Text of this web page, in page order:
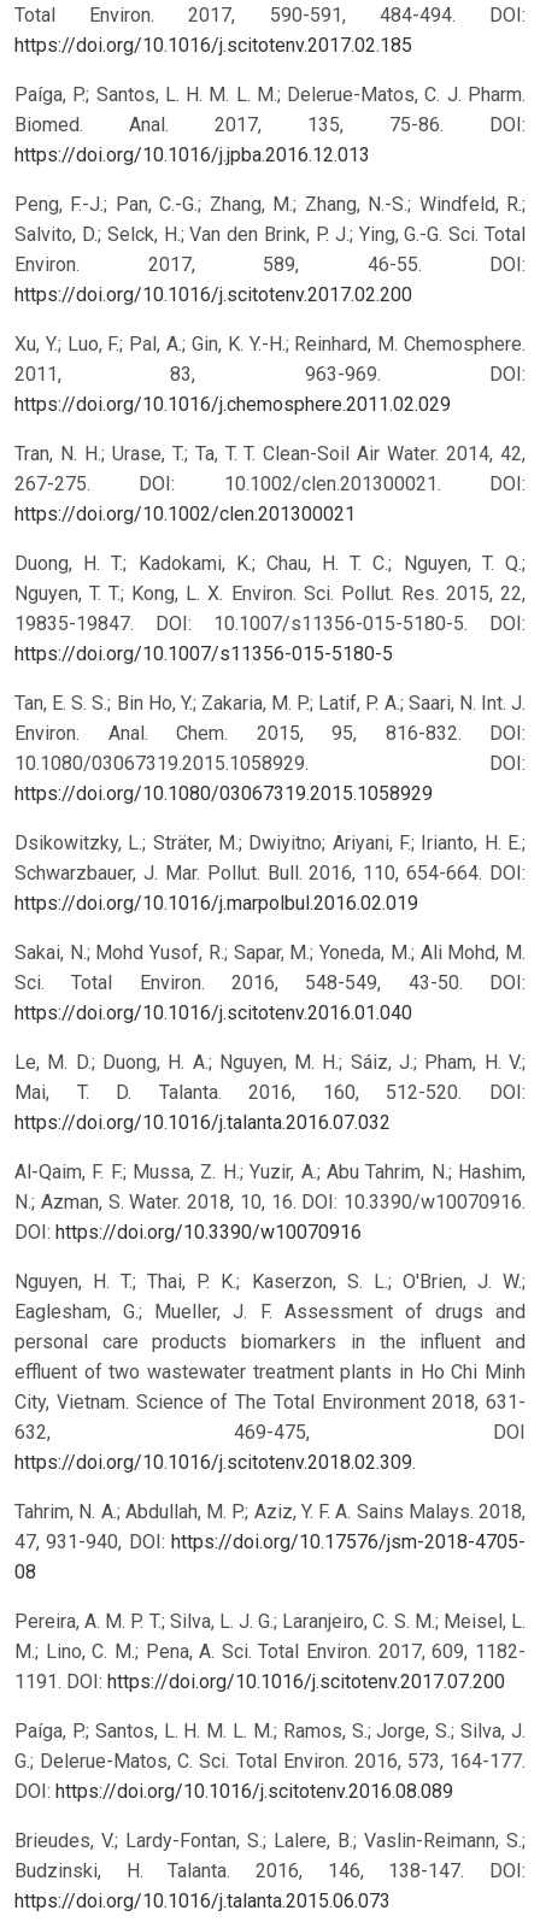
Total Environ. 2017, 590-591, 484-494. DOI:
https://doi.org/10.1016/j.scitotenv.2017.02.185
Paíga, P.; Santos, L. H. M. L. M.; Delerue-Matos, C. J. Pharm.
Biomed. Anal. 2017, 135, 75-86. DOI:
https://doi.org/10.1016/j.jpba.2016.12.013
Peng, F.-J.; Pan, C.-G.; Zhang, M.; Zhang, N.-S.; Windfeld, R.;
Salvito, D.; Selck, H.; Van den Brink, P. J.; Ying, G.-G. Sci. Total
Environ. 2017, 589, 46-55. DOI:
https://doi.org/10.1016/j.scitotenv.2017.02.200
Xu, Y.; Luo, F.; Pal, A.; Gin, K. Y.-H.; Reinhard, M. Chemosphere.
2011, 83, 963-969. DOI:
https://doi.org/10.1016/j.chemosphere.2011.02.029
Tran, N. H.; Urase, T.; Ta, T. T. Clean-Soil Air Water. 2014, 42,
267-275. DOI: 10.1002/clen.201300021.
DOI:
https://doi.org/10.1002/clen.201300021
Duong, H. T.; Kadokami, K.; Chau, H. T. C.; Nguyen, T. Q.;
Nguyen, T. T.; Kong, L. X. Environ. Sci. Pollut. Res. 2015, 22,
19835-19847. DOI: 10.1007/s11356-015-5180-5.
DOI:
https://doi.org/10.1007/s11356-015-5180-5
Tan, E. S. S.; Bin Ho, Y.; Zakaria, M. P.; Latif, P. A.; Saari, N. Int. J.
Environ. Anal. Chem. 2015, 95, 816-832. DOI:
10.1080/03067319.2015.1058929.
DOI:
https://doi.org/10.1080/03067319.2015.1058929
Dsikowitzky, L.; Sträter, M.; Dwiyitno; Ariyani, F.; Irianto, H. E.;
Schwarzbauer, J. Mar. Pollut. Bull. 2016, 110, 654-664. DOI:
https://doi.org/10.1016/j.marpolbul.2016.02.019
Sakai, N.; Mohd Yusof, R.; Sapar, M.; Yoneda, M.; Ali Mohd, M.
Sci. Total Environ. 2016, 548-549, 43-50. DOI:
https://doi.org/10.1016/j.scitotenv.2016.01.040
Le, M. D.; Duong, H. A.; Nguyen, M. H.; Sáiz, J.; Pham, H. V.;
Mai, T. D. Talanta. 2016, 160, 512-520. DOI:
https://doi.org/10.1016/j.talanta.2016.07.032
Al-Qaim, F. F.; Mussa, Z. H.; Yuzir, A.; Abu Tahrim, N.; Hashim,
N.; Azman, S. Water. 2018, 10, 16. DOI: 10.3390/w10070916.
DOI: https://doi.org/10.3390/w10070916
Nguyen, H. T.; Thai, P. K.; Kaserzon, S. L.; O'Brien, J. W.;
Eaglesham, G.; Mueller, J. F. Assessment of drugs and
personal care products biomarkers in the influent and
effluent of two wastewater treatment plants in Ho Chi Minh
City, Vietnam. Science of The Total Environment 2018, 631-
632, 469-475, DOI
https://doi.org/10.1016/j.scitotenv.2018.02.309.
Tahrim, N. A.; Abdullah, M. P.; Aziz, Y. F. A. Sains Malays. 2018,
47, 931-940, DOI: https://doi.org/10.17576/jsm-2018-4705-
08
Pereira, A. M. P. T.; Silva, L. J. G.; Laranjeiro, C. S. M.; Meisel, L.
M.; Lino, C. M.; Pena, A. Sci. Total Environ. 2017, 609, 1182-
1191. DOI: https://doi.org/10.1016/j.scitotenv.2017.07.200
Paíga, P.; Santos, L. H. M. L. M.; Ramos, S.; Jorge, S.; Silva, J.
G.; Delerue-Matos, C. Sci. Total Environ. 2016, 573, 164-177.
DOI: https://doi.org/10.1016/j.scitotenv.2016.08.089
Brieudes, V.; Lardy-Fontan, S.; Lalere, B.; Vaslin-Reimann, S.;
Budzinski, H. Talanta. 2016, 146, 138-147. DOI:
https://doi.org/10.1016/j.talanta.2015.06.073